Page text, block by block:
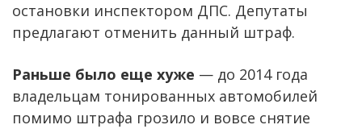
остановки инспектором ДПС. Депутаты
предлагают отменить данный штраф.
Раньше было еще хуже — до 2014 года
владельцам тонированных автомобилей
помимо штрафа грозило и вовсе снятие